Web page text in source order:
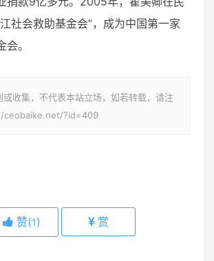
社会救助基金会”，成为中国第一家
。
或收集，不代表本站立场，如若转载，请注
ceobaike.net/?id=409
赞(1) 赏